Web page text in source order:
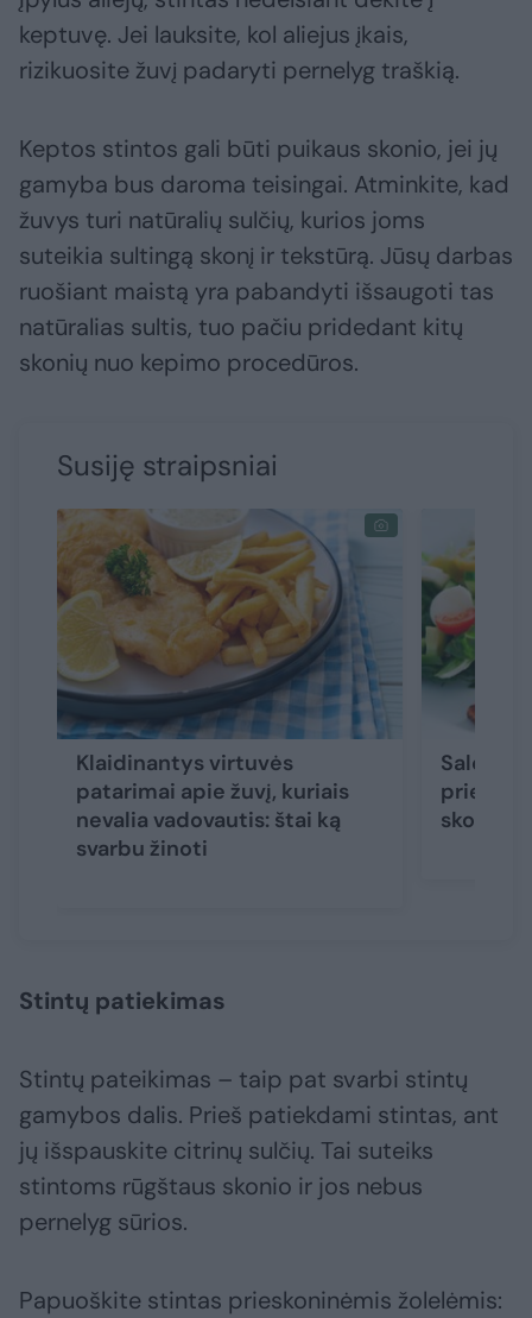
keptuvę. Jei lauksite, kol aliejus įkais,
rizikuosite žuvį padaryti pernelyg traškią.
Keptos stintos gali būti puikaus skonio, jei jų
gamyba bus daroma teisingai. Atminkite, kad
žuvys turi natūralių sulčių, kurios joms
suteikia sultingą skonį ir tekstūrą. Jūsų darbas
ruošiant maistą yra pabandyti išsaugoti tas
natūralias sultis, tuo pačiu pridedant kitų
skonių nuo kepimo procedūros.
Susiję straipsniai
Klaidinantys virtuvės
patarimai apie žuvį, kuriais
nevalia vadovautis: štai ką
svarbu žinoti
Salotos,
prie
skonis,
Stintų patiekimas
Stintų pateikimas – taip pat svarbi stintų
gamybos dalis. Prieš patiekdami stintas, ant
jų išspauskite citrinų sulčių. Tai suteiks
stintoms rūgštaus skonio ir jos nebus
pernelyg sūrios.
Papuoškite stintas prieskoninėmis žolelėmis: